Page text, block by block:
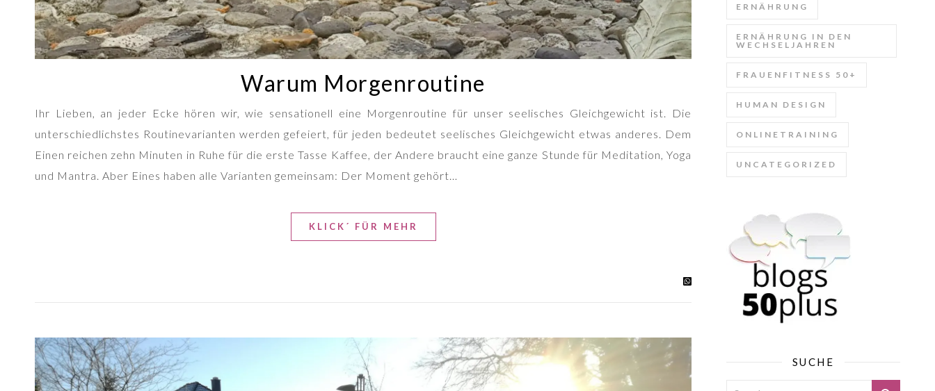
Warum Morgenroutine
Ihr Lieben, an jeder Ecke hören wir, wie sensationell eine Morgenroutine für unser seelisches Gleichgewicht ist. Die
unterschiedlichstes Routinevarianten werden gefeiert, für jeden bedeutet seelisches Gleichgewicht etwas anderes. Dem
Einen reichen zehn Minuten in Ruhe für die erste Tasse Kaffee, der Andere braucht eine ganze Stunde für Meditation, Yoga
und Mantra. Aber Eines haben alle Varianten gemeinsam: Der Moment gehört…
KLICK´ FÜR MEHR
ERNÄHRUNG
ERNÄHRUNG IN DEN
WECHSELJAHREN
FRAUENFITNESS 50+
HUMAN DESIGN
ONLINETRAINING
UNCATEGORIZED
SUCHE